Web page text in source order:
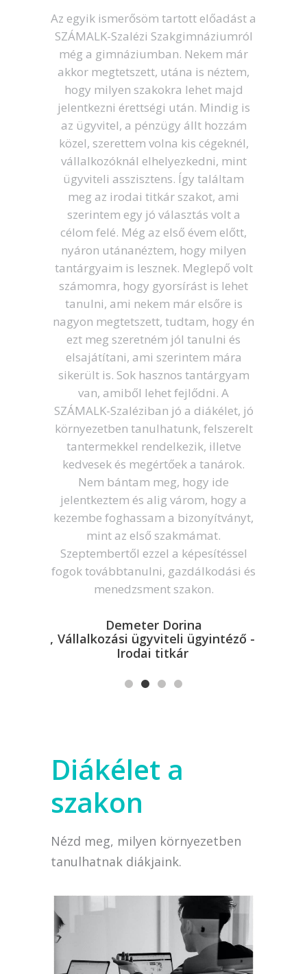
Az egyik ismerősöm tartott előadást a
SZÁMALK-Szalézi Szakgimnáziumról
még a gimnáziumban. Nekem már
akkor megtetszett, utána is néztem,
hogy milyen szakokra lehet majd
jelentkezni érettségi után. Mindig is
az ügyvitel, a pénzügy állt hozzám
közel, szerettem volna kis cégeknél,
vállalkozóknál elhelyezkedni, mint
ügyviteli asszisztens. Így találtam
meg az irodai titkár szakot, ami
szerintem egy jó választás volt a
célom felé. Még az első évem előtt,
nyáron utánanéztem, hogy milyen
tantárgyaim is lesznek. Meglepő volt
számomra, hogy gyorsírást is lehet
tanulni, ami nekem már elsőre is
nagyon megtetszett, tudtam, hogy én
ezt meg szeretném jól tanulni és
elsajátítani, ami szerintem mára
sikerült is. Sok hasznos tantárgyam
van, amiből lehet fejlődni. A
SZÁMALK-Szaléziban jó a diákélet, jó
környezetben tanulhatunk, felszerelt
tantermekkel rendelkezik, illetve
kedvesek és megértőek a tanárok.
Nem bántam meg, hogy ide
jelentkeztem és alig várom, hogy a
kezembe foghassam a bizonyítványt,
mint az első szakmámat.
Szeptembertől ezzel a képesítéssel
fogok továbbtanulni, gazdálkodási és
menedzsment szakon.
Demeter Dorina
Vállalkozási ügyviteli ügyintéző -
Irodai titkár
Diákélet a
szakon
Nézd meg, milyen környezetben
tanulhatnak diákjaink.